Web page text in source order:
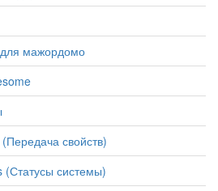
мажордомо
свойств)
системы)